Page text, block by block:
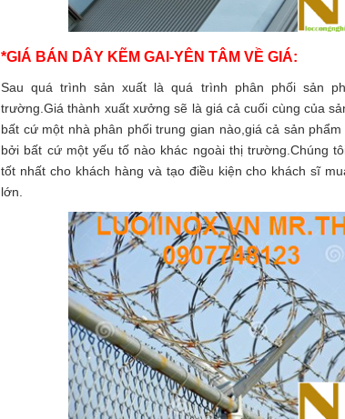
*GIÁ BÁN DÂY KẼM GAI-YÊN TÂM VỀ GIÁ:
Sau quá trình sản xuất là quá trình phân phối sản
trường.Giá thành xuất xưởng sẽ là giá cả cuối cùng của
bất cứ một nhà phân phối trung gian nào,giá cả sản
bởi bất cứ một yếu tố nào khác ngoài thị trường.Chúng
tốt nhất cho khách hàng và tạo điều kiện cho khách sĩ
lớn.